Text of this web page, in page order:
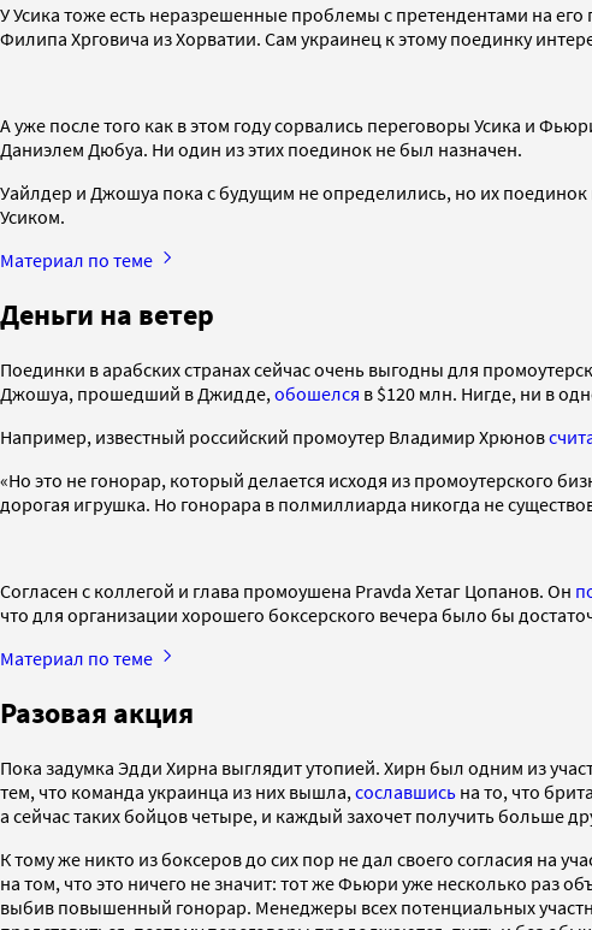
У Усика тоже есть неразрешенные проблемы с претендентами на
Филипа Хрговича из Хорватии. Сам украинец к этому поединку
А уже после того как в этом году сорвались переговоры Усика и
Даниэлем Дюбуа. Ни один из этих поединок не был назначен.
Уайлдер и Джошуа пока с будущим не определились, но их
Усиком.
Материал по теме
Деньги на ветер
Поединки в арабских странах сейчас очень выгодны для
Джошуа, прошедший в Джидде,обошелся в $120 млн. Нигде, ни в
Например, известный российский промоутер Владимир Хрюнов
«Но это не гонорар, который делается исходя из промоутерского
дорогая игрушка. Но гонорара в полмиллиарда никогда не
Согласен с коллегой и глава промоушена Pravda Хетаг Цопанов. Он
что для организации хорошего боксерского вечера было бы
Материал по теме
Разовая акция
Пока задумка Эдди Хирна выглядит утопией. Хирн был одним из
тем, что команда украинца из них вышла, сославшись на то, что
а сейчас таких бойцов четыре, и каждый захочет получить больше
К тому же никто из боксеров до сих пор не дал своего согласия на
на том, что это ничего не значит: тот же Фьюри уже несколько раз
выбив повышенный гонорар. Менеджеры всех потенциальных